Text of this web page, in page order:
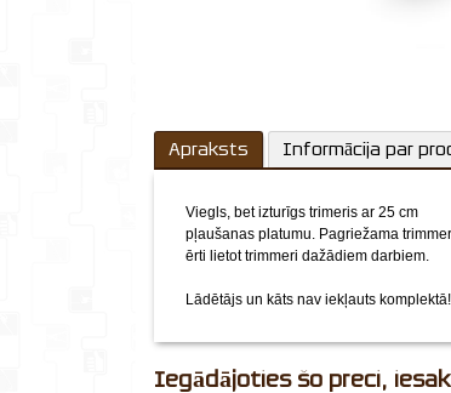
Apraksts Informācija par
Viegls, bet izturīgs trimeris ar 25 cm
pļaušanas platumu. Pagriežama
ērti lietot trimmeri dažādiem darbiem.
Lādētājs un kāts nav iekļauts komplektā!
Iegādājoties šo preci,